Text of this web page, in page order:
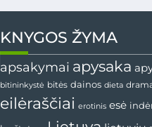
KNYGOS ŽYMA
apsakymai apysaka
bitininkystė bitės dainos dieta
eilėraščiai erotinis esė